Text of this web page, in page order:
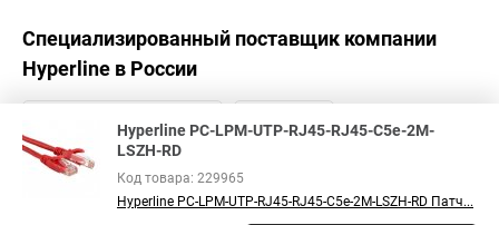
Hyperline Патч-корд U/UTP,
Cat.5e, LSZH PC-LPM-UTP-RJ45-
Общая оценка товара: 5 1
Hyperline PC-LPM-UTP-RJ45-RJ45-C5e-2M-
LSZH-RD
Код товара: 229965
Hyperline PC-LPM-UTP-RJ45-RJ45-C5e-2M-LSZH-RD Патч...